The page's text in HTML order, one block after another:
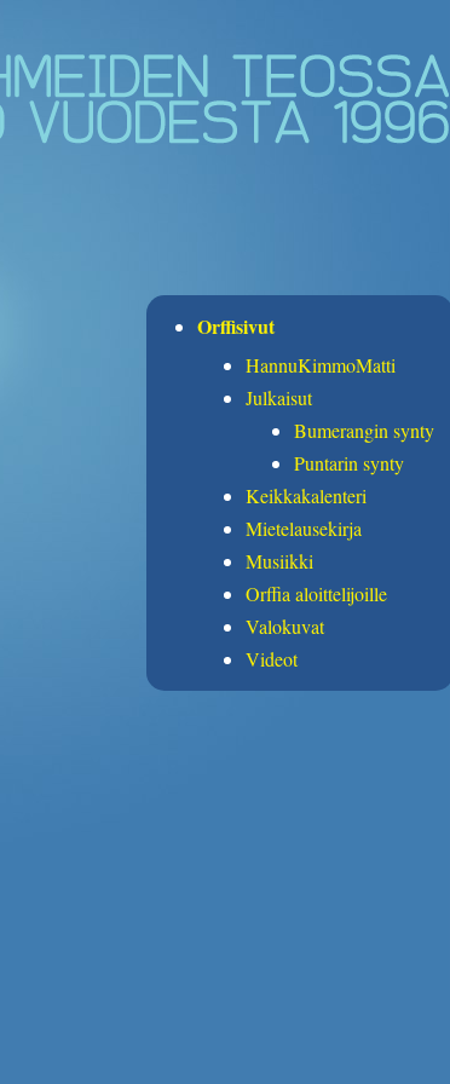
Orffisivut
HannuKimmoMatti
Julkaisut
Bumerangin synty
Puntarin synty
Keikkakalenteri
Mietelausekirja
Musiikki
Orffia aloittelijoille
Valokuvat
Videot